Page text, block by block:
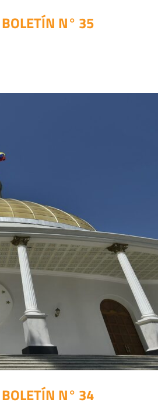
BOLETÍN N° 35
BOLETÍN N° 34